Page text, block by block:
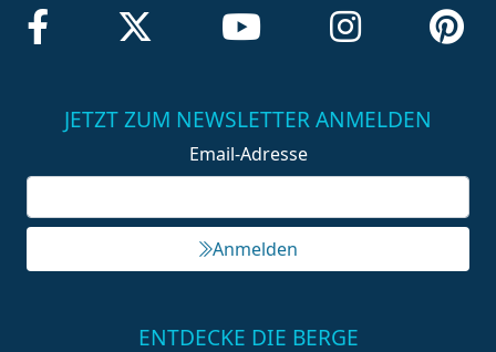
JETZT ZUM NEWSLETTER ANMELDEN
Email-Adresse
Anmelden
ENTDECKE DIE BERGE